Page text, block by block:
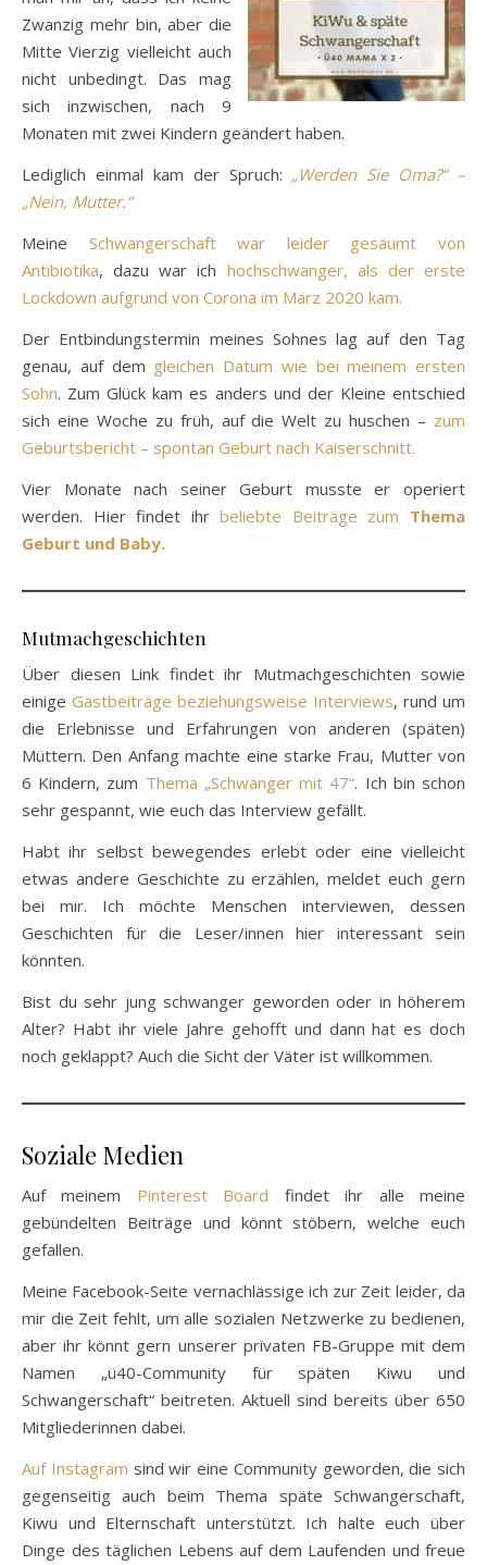
Zwanzig mehr bin, aber die
Mitte Vierzig vielleicht auch
nicht unbedingt. Das mag
sich inzwischen, nach 9
Monaten mit zwei Kindern geändert haben.
Lediglich einmal kam der Spruch: „Werden Sie Oma?“ –
„Nein, Mutter.“
Meine Schwangerschaft war leider gesäumt von
Antibiotika, dazu war ich hochschwanger, als der erste
Lockdown aufgrund von Corona im März 2020 kam.
Der Entbindungstermin meines Sohnes lag auf den Tag
genau, auf dem gleichen Datum wie bei meinem ersten
Sohn. Zum Glück kam es anders und der Kleine entschied
sich eine Woche zu früh, auf die Welt zu huschen – zum
Geburtsbericht – spontan Geburt nach Kaiserschnitt.
Vier Monate nach seiner Geburt musste er operiert
werden. Hier findet ihrbeliebte Beiträge zum Thema
Geburt und Baby.
Mutmachgeschichten
Über diesen Link findet ihr Mutmachgeschichten sowie
einige Gastbeiträge beziehungsweise Interviews, rund um
die Erlebnisse und Erfahrungen von anderen (späten)
Müttern. Den Anfang machte eine starke Frau, Mutter von
6 Kindern, zum Thema „Schwanger mit 47“. Ich bin schon
sehr gespannt, wie euch das Interview gefällt.
Habt ihr selbst bewegendes erlebt oder eine vielleicht
etwas andere Geschichte zu erzählen, meldet euch gern
bei mir. Ich möchte Menschen interviewen, dessen
Geschichten für die Leser/innen hier interessant sein
könnten.
Bist du sehr jung schwanger geworden oder in höherem
Alter? Habt ihr viele Jahre gehofft und dann hat es doch
noch geklappt? Auch die Sicht der Väter ist willkommen.
Soziale Medien
Auf meinem Pinterest Board findet ihr alle meine
gebündelten Beiträge und könnt stöbern, welche euch
gefallen.
Meine Facebook-Seite vernachlässige ich zur Zeit leider, da
mir die Zeit fehlt, um alle sozialen Netzwerke zu bedienen,
aber ihr könnt gern unserer privaten FB-Gruppe mit dem
Namen „ü40-Community für späten Kiwu und
Schwangerschaft“ beitreten. Aktuell sind bereits über 650
Mitgliederinnen dabei.
Auf Instagram sind wir eine Community geworden, die sich
gegenseitig auch beim Thema späte Schwangerschaft,
Kiwu und Elternschaft unterstützt. Ich halte euch über
Dinge des täglichen Lebens auf dem Laufenden und freue